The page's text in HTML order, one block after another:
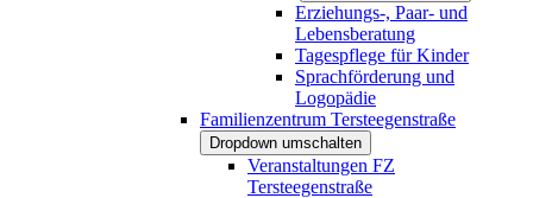
Erziehungs-, Paar- und
Lebensberatung
Tagespflege für Kinder
Sprachförderung und
Logopädie
Familienzentrum Tersteegenstraße
Dropdown umschalten
Veranstaltungen FZ
Tersteegenstraße